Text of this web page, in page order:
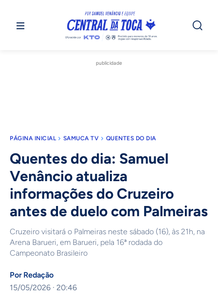
publicidade
PÁGINA INICIAL SAMUCA TV QUENTES DO DIA
Quentes do dia: Samuel
Venâncio atualiza
informações do Cruzeiro
antes de duelo com Palmeiras
Cruzeiro visitará o Palmeiras neste sábado (16), às 21h, na
Arena Barueri, em Barueri, pela 16ª rodada do
Campeonato Brasileiro
Por Redação
15/05/2026 · 20:46